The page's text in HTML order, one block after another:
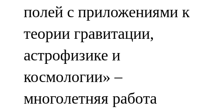
полей с приложениями к
теории гравитации,
астрофизике и
космологии» –
многолетняя работа